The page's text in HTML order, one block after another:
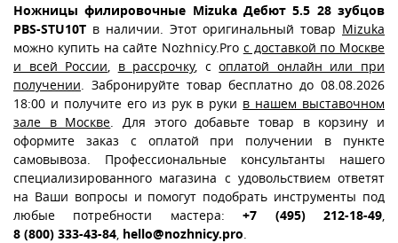
Ножницы филировочные Mizuka Дебют 5.5 28 зубцов
PBS-STU10T в наличии. Этот оригинальный товар Mizuka
можно купить на сайте Nozhnicy.Pro с доставкой по Москве
и всей России
в рассрочку, соплатой онлайн или при
получении . Забронируйте товар бесплатно до 08.08.2026
18:00 и получите его из рук в руки в нашем выставочном
зале в Москве . Для этого добавьте товар в корзину и
оформите заказ с оплатой при получении в пункте
самовывоза. Профессиональные консультанты нашего
специализированного магазина с удовольствием ответят
на Ваши вопросы и помогут подобрать инструменты под
любые потребности мастера:+7 (495) 212-18-49
8 (800) 333-43-84 hello@nozhnicy.pro